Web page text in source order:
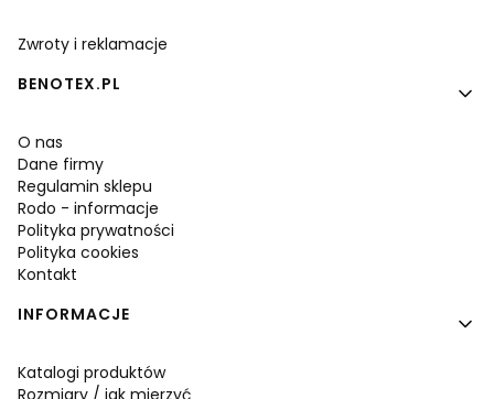
Zwroty i reklamacje
BENOTEX.PL
O nas
Dane firmy
Regulamin sklepu
Rodo - informacje
Polityka prywatności
Polityka cookies
Kontakt
INFORMACJE
Katalogi produktów